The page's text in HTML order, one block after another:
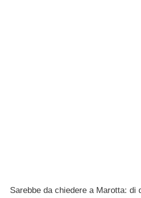
Sarebbe da chiedere a Marotta: di